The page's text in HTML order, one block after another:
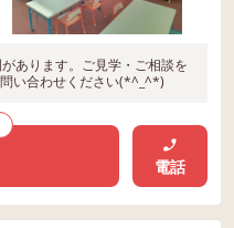
あります。ご見学・ご相談を
い合わせください(*^_^*)
電話